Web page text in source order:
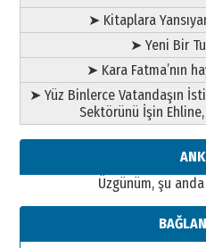
28 Temmuz 2026 Salı
Ahmet Gökhan
Ahmed
”Reisimiz” idi…
26 Mart 2026 Perşembe
Cem Bakırcı
Ardında
gönül adamı
Esat BİNDESEN
Başkan
bir vizyon proje
➤ Kitaplara
➤ Yeni Bir
➤ Kara Fatma’nın
➤ Yüz Binlerce Vatandaşın
Sektörünü İşin
Üzgünüm, şu